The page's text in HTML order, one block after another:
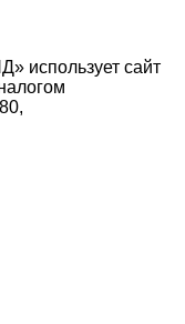
использует сайт